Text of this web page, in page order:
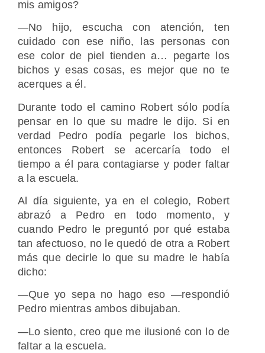
mis amigos?
―No hijo, escucha con atención, ten
cuidado con ese niño, las personas con
ese color de piel tienden a… pegarte los
bichos y esas cosas, es mejor que no te
acerques a él.
Durante todo el camino Robert sólo podía
pensar en lo que su madre le dijo. Si en
verdad Pedro podía pegarle los bichos,
entonces Robert se acercaría todo el
tiempo a él para contagiarse y poder faltar
a la escuela.
Al día siguiente, ya en el colegio, Robert
abrazó a Pedro en todo momento, y
cuando Pedro le preguntó por qué estaba
tan afectuoso, no le quedó de otra a Robert
más que decirle lo que su madre le había
dicho:
―Que yo sepa no hago eso ―respondió
Pedro mientras ambos dibujaban.
―Lo siento, creo que me ilusioné con lo de
faltar a la escuela.